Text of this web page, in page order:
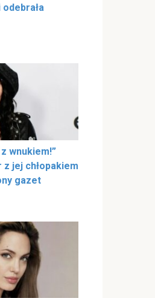
wnukiem!”
z jej chłopakiem
gazet